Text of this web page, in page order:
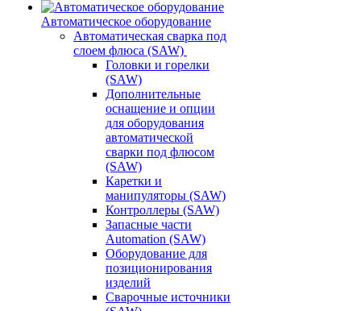
Автоматическое оборудование
Автоматическая сварка под
слоем флюса (SAW)
Головки и горелки
(SAW)
Дополнительные
оснащение и опции
для оборудования
автоматической
сварки под флюсом
(SAW)
Каретки и
манипуляторы (SAW)
Контроллеры (SAW)
Запасные части
Automation (SAW)
Оборудование для
позиционирования
изделий
Сварочные источники